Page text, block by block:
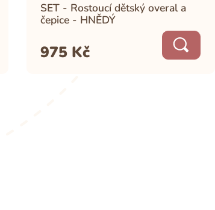
SET - Rostoucí dětský overal a
čepice - HNĚDÝ
975 Kč